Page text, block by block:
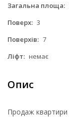
Загальна площа:
Поверх: 3
Поверхів: 7
Ліфт: немає
Опис
Продаж квартири